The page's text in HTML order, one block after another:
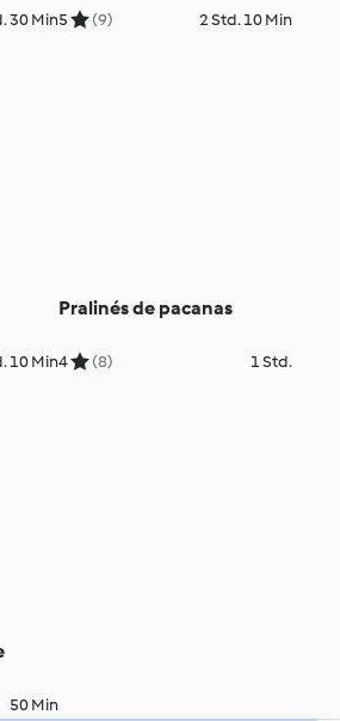
30 Min5 (9) 2 Std. 10 Min
10 Min
Pralinés de pacanas
4 (8) 1 Std.
50 Min